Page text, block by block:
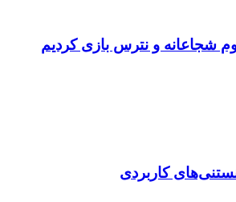
شجاعانه و نترس بازی کردیم
کاربردی